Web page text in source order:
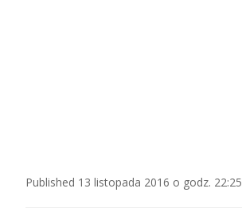
Published 13 listopada 2016 o godz. 22:25